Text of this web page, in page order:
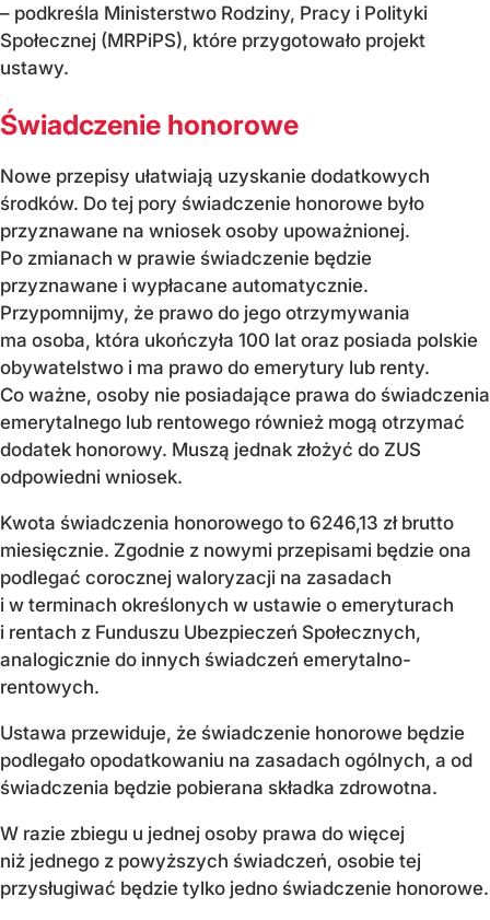
– podkreśla Ministerstwo Rodziny, Pracy i Polityki
Społecznej (MRPiPS), które przygotowało projekt
ustawy.
Świadczenie honorowe
Nowe przepisy ułatwiają uzyskanie dodatkowych
środków. Do tej pory świadczenie honorowe było
przyznawane na wniosek osoby upoważnionej.
Po zmianach w prawie świadczenie będzie
przyznawane i wypłacane automatycznie.
Przypomnijmy, że prawo do jego otrzymywania
ma osoba, która ukończyła 100 lat oraz posiada polskie
obywatelstwo i ma prawo do emerytury lub renty.
Co ważne, osoby nie posiadające prawa do świadczenia
emerytalnego lub rentowego również mogą otrzymać
dodatek honorowy. Muszą jednak złożyć do ZUS
odpowiedni wniosek.
Kwota świadczenia honorowego to 6246,13 zł brutto
miesięcznie. Zgodnie z nowymi przepisami będzie ona
podlegać corocznej waloryzacji na zasadach
i w terminach określonych w ustawie o emeryturach
i rentach z Funduszu Ubezpieczeń Społecznych,
analogicznie do innych świadczeń emerytalno-
rentowych.
Ustawa przewiduje, że świadczenie honorowe będzie
podlegało opodatkowaniu na zasadach ogólnych, a od
świadczenia będzie pobierana składka zdrowotna.
W razie zbiegu u jednej osoby prawa do więcej
niż jednego z powyższych świadczeń, osobie tej
przysługiwać będzie tylko jedno świadczenie honorowe.